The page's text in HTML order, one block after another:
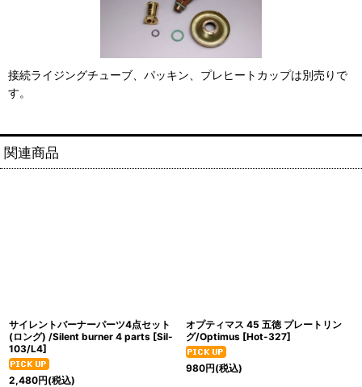
接続ライジングチューブ、パッキン、プレヒートカップは別売りで
す。
関連商品
サイレントバーナーパーツ4点セット
(ロング) /Silent burner 4 parts [Sil-
103/L4]
2,480円(税込)
オプティマス 45 五徳 プレートリン
グ/Optimus [Hot-327]
980円(税込)